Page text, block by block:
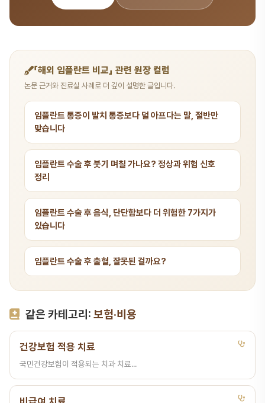
「해외 임플란트 비교」 관련 원장 컬럼
논문 근거와 진료실 사례로 더 깊이 설명한 글입니다.
임플란트 통증이 발치 통증보다 덜 아프다는 말, 절반만
맞습니다
임플란트 수술 후 붓기 며칠 가나요? 정상과 위험 신호
정리
임플란트 수술 후 음식, 단단함보다 더 위험한 7가지가
있습니다
임플란트 수술 후 출혈, 잘못된 걸까요?
같은 카테고리: 보험·비용
건강보험 적용 치료
국민건강보험이 적용되는 치과 치료...